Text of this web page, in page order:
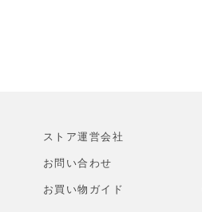
ストア運営会社
お問い合わせ
お買い物ガイド